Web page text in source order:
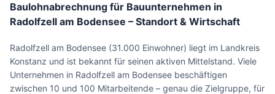
Baulohnabrechnung für Bauunternehmen in
Radolfzell am Bodensee – Standort & Wirtschaft
Radolfzell am Bodensee (31.000 Einwohner) liegt im Landkreis
Konstanz und ist bekannt für seinen aktiven Mittelstand. Viele
Unternehmen in Radolfzell am Bodensee beschäftigen
zwischen 10 und 100 Mitarbeitende – genau die Zielgruppe, für